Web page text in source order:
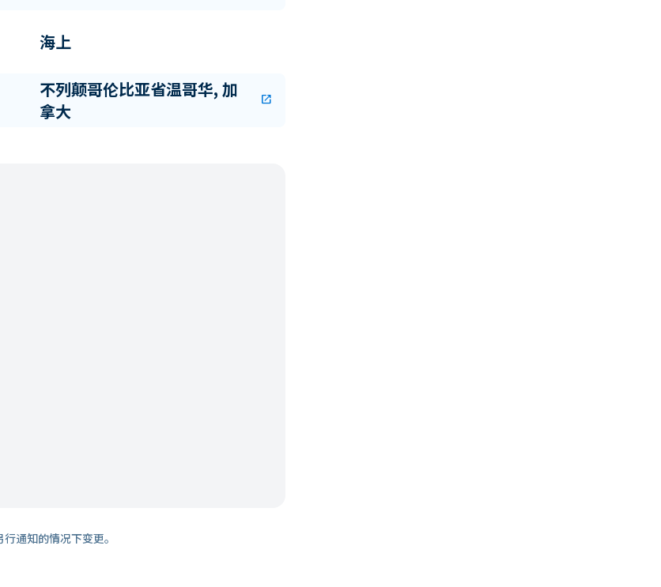
海上
不列颠哥伦比亚省温哥华, 加
拿大
open_in_new
通知的情况下变更。